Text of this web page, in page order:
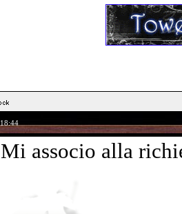
Mi associo alla